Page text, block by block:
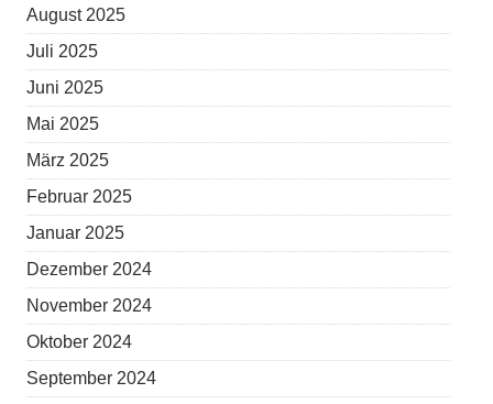
August 2025
Juli 2025
Juni 2025
Mai 2025
März 2025
Februar 2025
Januar 2025
Dezember 2024
November 2024
Oktober 2024
September 2024